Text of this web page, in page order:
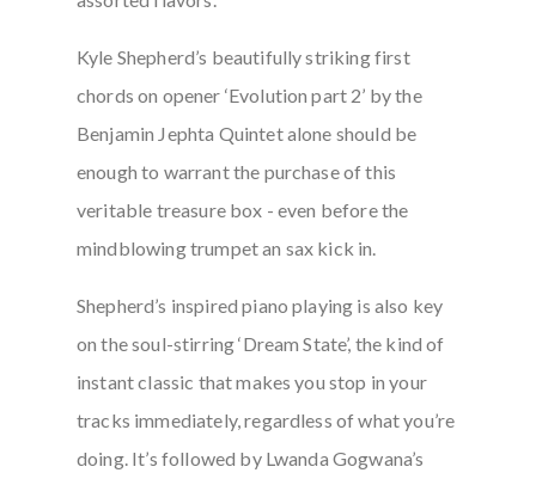
Kyle Shepherd’s beautifully striking first
chords on opener ‘Evolution part 2’ by the
Benjamin Jephta Quintet alone should be
enough to warrant the purchase of this
veritable treasure box - even before the
mindblowing trumpet an sax kick in.
Shepherd’s inspired piano playing is also key
on the soul-stirring ‘Dream State’, the kind of
instant classic that makes you stop in your
tracks immediately, regardless of what you’re
doing. It’s followed by Lwanda Gogwana’s